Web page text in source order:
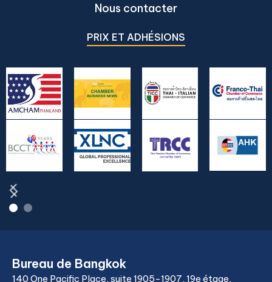
Nous contacter
PRIX ET ADHÉSIONS
Bureau de Bangkok
140 One Pacific Place, suite 1905-1907, 19e étage,